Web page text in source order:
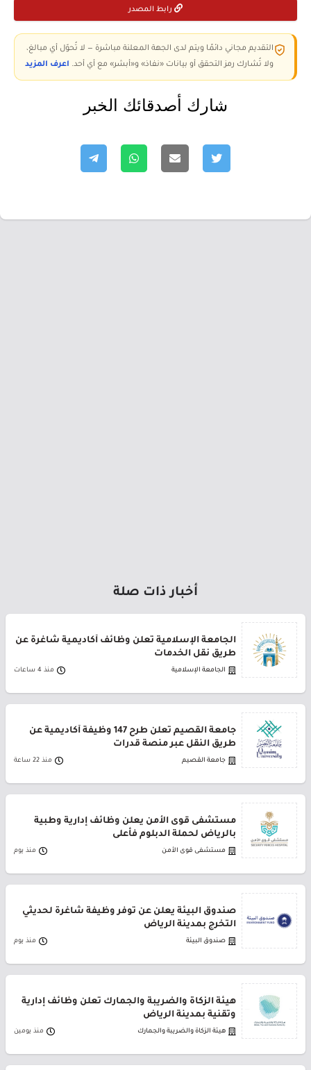
رابط المصدر
التقديم مجاني دائمًا ويتم لدى الجهة المعلنة مباشرة — لا تُحوّل أي مبالغ،
ولا تُشارك رمز التحقق أو بيانات «نفاذ» و«أبشر» مع أي أحد. اعرف المزيد
شارك أصدقائك الخبر
أخبار ذات صلة
الجامعة الإسلامية تعلن وظائف أكاديمية شاغرة عن
طريق نقل الخدمات
الجامعة الإسلامية منذ 4 ساعات
جامعة القصيم تعلن طرح 147 وظيفة أكاديمية عن
طريق النقل عبر منصة قدرات
جامعة القصيم منذ 22 ساعة
مستشفى قوى الأمن يعلن وظائف إدارية وطبية
بالرياض لحملة الدبلوم فأعلى
مستشفى قوى الأمن منذ يوم
صندوق البيئة يعلن عن توفر وظيفة شاغرة لحديثي
التخرج بمدينة الرياض
صندوق البيئة منذ يوم
هيئة الزكاة والضريبة والجمارك تعلن وظائف إدارية
وتقنية بمدينة الرياض
هيئة الزكاة والضريبة والجمارك منذ يومين